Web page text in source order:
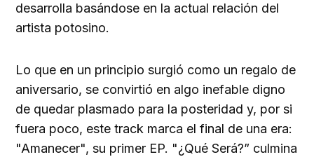
desarrolla basándose en la actual relación del
artista potosino.
Lo que en un principio surgió como un regalo de
aniversario, se convirtió en algo inefable digno
de quedar plasmado para la posteridad y, por si
fuera poco, este track marca el final de una era:
"Amanecer", su primer EP. "¿Qué Será?” culmina